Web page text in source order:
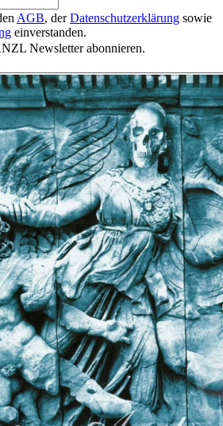
AGB, derDatenschutzerklärung sowie
einverstanden.
Newsletter abonnieren.